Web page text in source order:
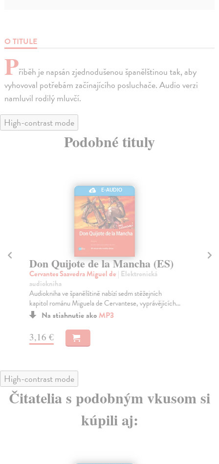
O TITULE
Příběh je napsán zjednodušenou španělštinou tak, aby
vyhovoval potřebám začínajícího posluchače. Audio verzi
namluvil rodilý mluvčí.
High-contrast mode
Podobné tituly
E-AUDIO
Don Quijote de la Mancha (ES)
Cervantes Saavedra Miguel de | Elektronická
audiokniha
Audiokniha ve španělštině nabízí sedm stěžejních
kapitol románu Miguela de Cervantese, vyprávějících...
Na stiahnutie akoMP3
3,16 €
High-contrast mode
Čitatelia s podobným vkusom si
kúpili aj: